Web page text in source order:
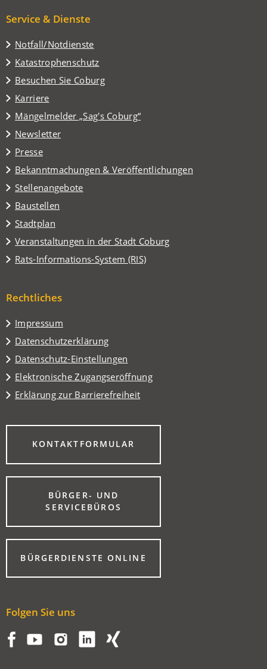
Service & Dienste
Notfall/Notdienste
Katastrophenschutz
Besuchen Sie Coburg
(Öffnet
in
einem
neuen
Tab)
Karriere
Mängelmelder „Sag's Coburg“
(Öffnet
in
einem
neuen
Tab)
Newsletter
Presse
Bekanntmachungen & Veröffentlichungen
Stellenangebote
Baustellen
Stadtplan
(Öffnet
in
einem
neuen
Veranstaltungen in der Stadt Coburg
(Öffnet
in
einem
Tab)
Rats-Informations-System (RIS)
(Öffnet
neuen
Rechtliches
Impressum
Datenschutzerklärung
Datenschutz-Einstellungen
Elektronische Zugangseröffnung
Erklärung zur Barrierefreiheit
KONTAKTFORMULAR
(ÖFFNET
EINEM
NEUEN
BÜRGER- UND
SERVICEBÜROS
(ÖFFNET
EINEM
NEUEN
TAB)BÜRGERDIENSTE ONLINE
(ÖFFNET
EINEM
Folgen Sie uns